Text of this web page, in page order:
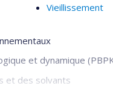
Vieillissement
et dynamique
et des solvants
nanosécurité)